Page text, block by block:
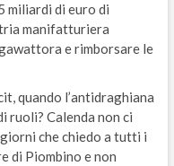
miliardi di euro di
manifatturiera
e rimborsare le
quando l’antidraghiana
ruoli? Calenda non ci
che chiedo a tutti i
di Piombino e non